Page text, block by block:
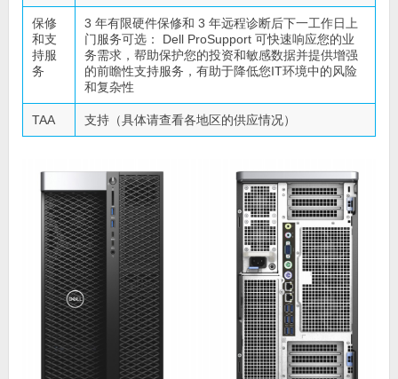
保修
和支
持服
务
3 年有限硬件保修和 3 年远程诊断后下一工作日上
门服务可选： Dell ProSupport 可快速响应您的业
务需求，帮助保护您的投资和敏感数据并提供增强
的前瞻性支持服务，有助于降低您IT环境中的风险
和复杂性
TAA 支持（具体请查看各地区的供应情况）